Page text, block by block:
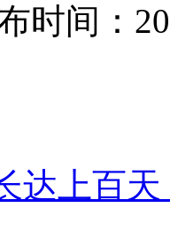
时间：
达上百